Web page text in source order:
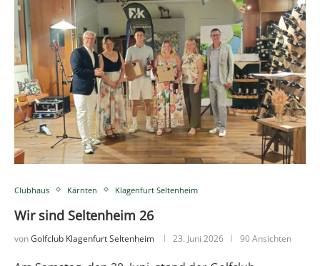
Clubhaus Kärnten Klagenfurt Seltenheim
Wir sind Seltenheim 26
vonGolfclub Klagenfurt Seltenheim 23. Juni 2026 90 Ansichten